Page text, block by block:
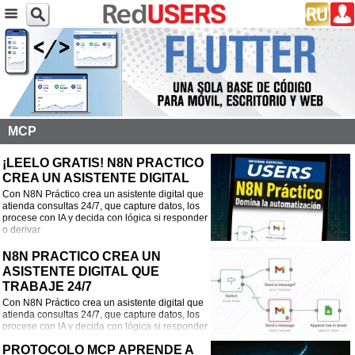
MCP
¡LEELO GRATIS! N8N PRACTICO
CREA UN ASISTENTE DIGITAL
Con N8N Práctico crea un asistente digital que
atienda consultas 24/7, que capture datos, los
procese con IA y decida con lógica si responder
o derivar
N8N PRACTICO CREA UN
ASISTENTE DIGITAL QUE
TRABAJE 24/7
Con N8N Práctico crea un asistente digital que
atienda consultas 24/7, que capture datos, los
procese con IA y decida con lógica si responder
PROTOCOLO MCP APRENDE A